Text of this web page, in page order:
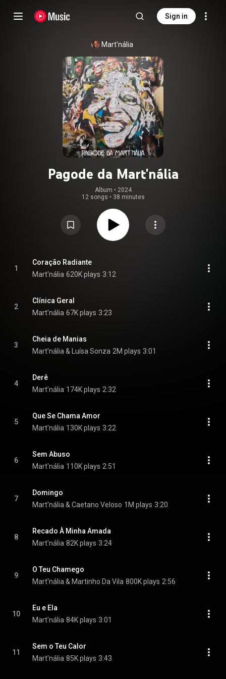
Sign in
Mart'nália
Pagode da Mart'nália
Album • 2024
12 songs • 38 minutes
1
Coração Radiante
Mart'nália 620K plays 3:12
2
Clínica Geral
Mart'nália 67K plays 3:23
3
Cheia de Manias
Mart'nália & Luísa Sonza 2M plays 3:01
4
Derê
Mart'nália 174K plays 2:32
5
Que Se Chama Amor
Mart'nália 130K plays 3:22
6
Sem Abuso
Mart'nália 110K plays 2:51
7
Domingo
Mart'nália & Caetano Veloso 1M plays 3:20
8
Recado À Minha Amada
Mart'nália 82K plays 3:24
9
O Teu Chamego
Mart'nália & Martinho Da Vila 800K plays 2:56
10
Eu e Ela
Mart'nália 84K plays 3:01
11
Sem o Teu Calor
Mart'nália 85K plays 3:43